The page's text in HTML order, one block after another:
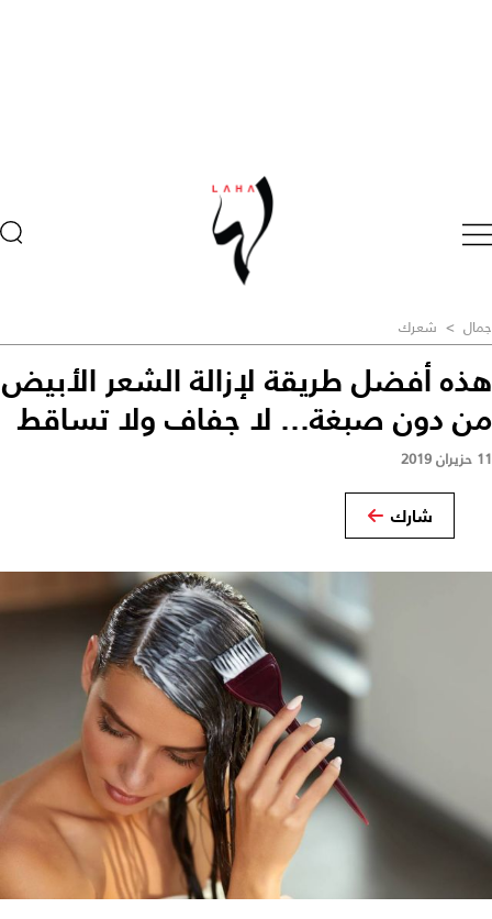
جمال > شعرك
هذه أفضل طريقة لإزالة الشعر الأبيض
من دون صبغة... لا جفاف ولا تساقط
11 حزيران 2019
شارك